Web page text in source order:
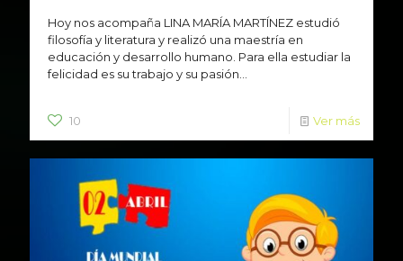
Hoy nos acompaña LINA MARÍA MARTÍNEZ estudió
filosofía y literatura y realizó una maestría en
educación y desarrollo humano. Para ella estudiar la
felicidad es su trabajo y su pasión...
10 Ver más